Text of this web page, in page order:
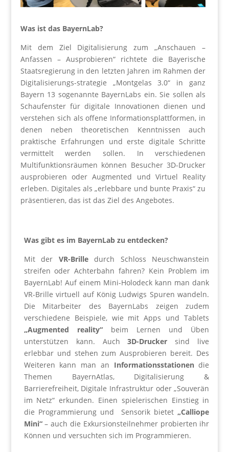
Was ist das BayernLab?
Mit dem Ziel Digitalisierung zum „Anschauen –
Anfassen – Ausprobieren“ richtete die Bayerische
Staatsregierung in den letzten Jahren im Rahmen der
Digitalisierungs-strategie „Montgelas 3.0“ in ganz
Bayern 13 sogenannte BayernLabs ein. Sie sollen als
Schaufenster für digitale Innovationen dienen und
verstehen sich als offene Informationsplattformen, in
denen neben theoretischen Kenntnissen auch
praktische Erfahrungen und erste digitale Schritte
vermittelt werden sollen. In verschiedenen
Multifunktionsräumen können Besucher 3D-Drucker
ausprobieren oder Augmented und Virtuel Reality
erleben. Digitales als „erlebbare und bunte Praxis“ zu
präsentieren, das ist das Ziel des Angebotes.
Was gibt es im BayernLab zu entdecken?
Mit der VR-Brilledurch Schloss Neuschwanstein
streifen oder Achterbahn fahren? Kein Problem im
BayernLab! Auf einem Mini-Holodeck kann man dank
VR-Brille virtuell auf König Ludwigs Spuren wandeln.
Die Mitarbeiter des BayernLabs zeigen zudem
verschiedene Beispiele, wie mit Apps und Tablets
„Augmented reality“beim Lernen und Üben
unterstützen kann. Auch3D-Drucker sind live
erlebbar und stehen zum Ausprobieren bereit. Des
Weiteren kann man an Informationsstationendie
Themen BayernAtlas, Digitalisierung &
Barrierefreiheit, Digitale Infrastruktur oder „Souverän
im Netz“ erkunden. Einen spielerischen Einstieg in
die Programmierung und Sensorik bietet„Calliope
Mini“– auch die Exkursionsteilnehmer probierten ihr
Können und versuchten sich im Programmieren.